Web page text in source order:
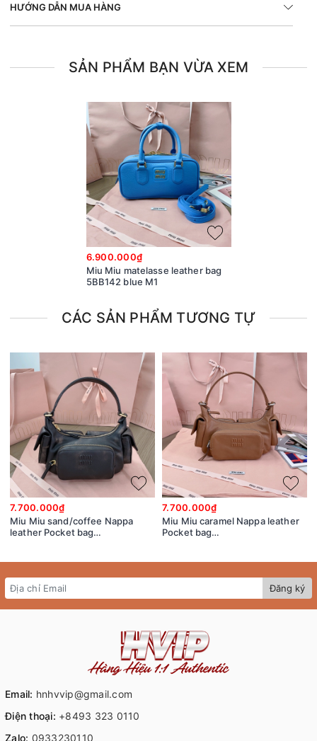
HƯỚNG DẪN MUA HÀNG
SẢN PHẨM BẠN VỪA XEM
6.900.000₫
Miu Miu matelasse leather bag
5BB142 blue M1
CÁC SẢN PHẨM TƯƠNG TỰ
7.700.000₫
Miu Miu sand/coffee Nappa
leather Pocket bag
7.700.000₫
Miu Miu caramel Nappa leather
Pocket bag
Đăng ký
Email: hnhvvip@gmail.com
Điện thoại: +8493 323 0110
Zalo: 0933230110